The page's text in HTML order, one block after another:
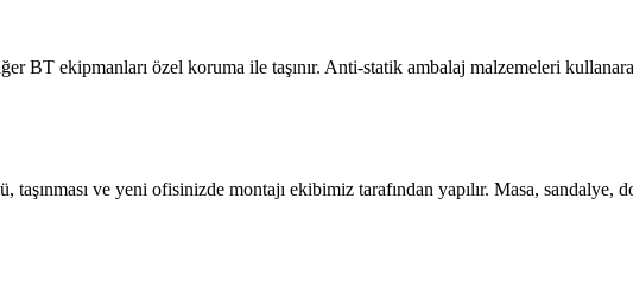
BT ekipmanları özel koruma ile taşınır. Anti-statik ambalaj malzemeleri
taşınması ve yeni ofisinizde montajı ekibimiz tarafından yapılır. Masa, sandalye,